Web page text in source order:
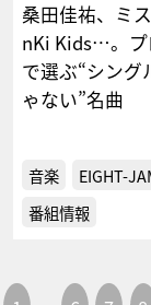
桑田佳祐、ミ
nKi Kids…。プ
で選ぶ“シング
ゃない”名曲
音楽
EIGHT-
番組情報